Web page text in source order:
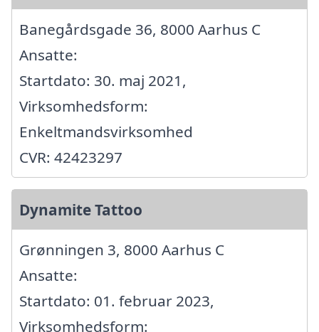
Banegårdsgade 36, 8000 Aarhus C
Ansatte:
Startdato: 30. maj 2021,
Virksomhedsform:
Enkeltmandsvirksomhed
CVR: 42423297
Dynamite Tattoo
Grønningen 3, 8000 Aarhus C
Ansatte:
Startdato: 01. februar 2023,
Virksomhedsform: